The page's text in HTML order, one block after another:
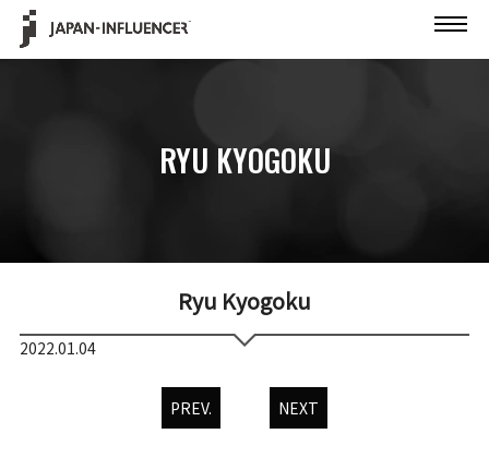
RYU KYOGOKU
Ryu Kyogoku
2022.01.04
PREV. NEXT